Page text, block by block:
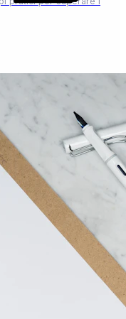
con successo
non verbale: la